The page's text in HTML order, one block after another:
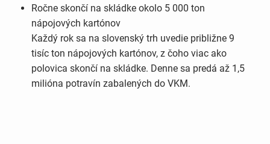
Ročne skončí na skládke okolo 5 000 ton
nápojových kartónov​​​​​​
​Každý rok sa na slovenský trh uvedie približne 9
tisíc ton nápojových kartónov, z čoho viac ako
polovica skončí na skládke. Denne sa predá až 1,5
milióna potravín zabalených do VKM.